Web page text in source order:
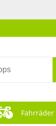
Fahrräder